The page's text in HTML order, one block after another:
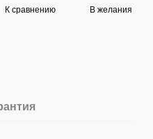
К сравнению В желания